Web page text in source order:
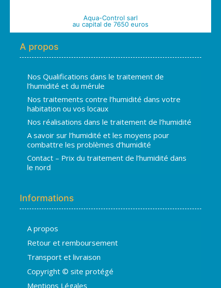
Aqua-Control sarl
au capital de 7650 euros
A propos
Nos Qualifications dans le traitement de
l’humidité et du mérule
Nos traitements contre l’humidité dans votre
habitation ou vos locaux
Nos réalisations dans le traitement de l’humidité
A savoir sur l’humidité et les moyens pour
combattre les problèmes d’humidité
Contact – Prix du traitement de l’humidité dans
le nord
Informations
A propos
Retour et remboursement
Transport et livraison
Copyright © site protégé
Mentions Légales
En ligne · répond en quelques secondes
👋 Bonjour ! Je suis
puis-je vous aider ?